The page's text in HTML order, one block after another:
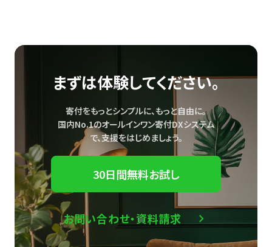
まずは体験してください。
寄付をもっとシンプルに、もっと自由に。
国内No.1のオールインワン寄付DXシステム
で、支援をはじめましょう。
30日間無料お試し
お問い合わせ・資料請求